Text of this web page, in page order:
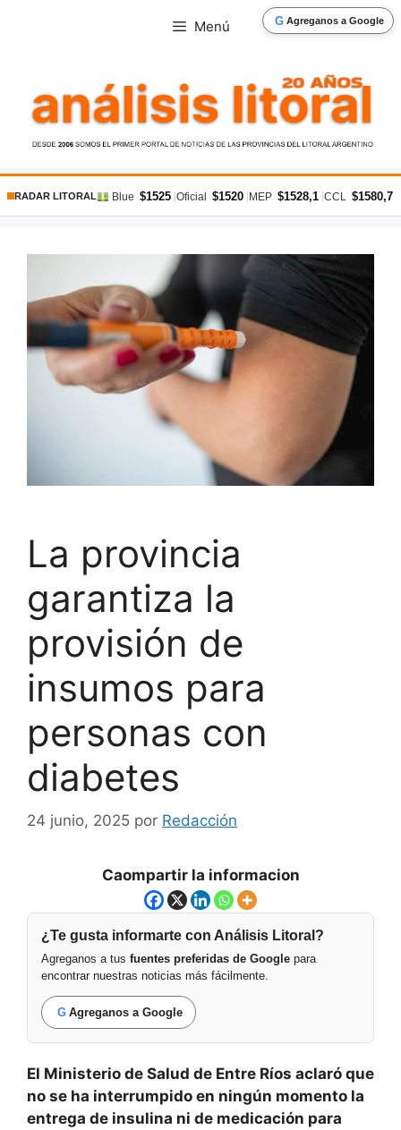
G Agreganos a Google
Menú
RADAR LITORAL Blue $1525 Oficial $1520 MEP $1528,1 CCL $1580,7
La provincia
garantiza la
provisión de
insumos para
personas con
diabetes
24 junio, 2025 por Redacción
Caompartir la informacion
¿Te gusta informarte con Análisis Litoral?
Agreganos a tus fuentes preferidas de Google para
encontrar nuestras noticias más fácilmente.
G Agreganos a Google
El Ministerio de Salud de Entre Ríos aclaró que
no se ha interrumpido en ningún momento la
entrega de insulina ni de medicación para